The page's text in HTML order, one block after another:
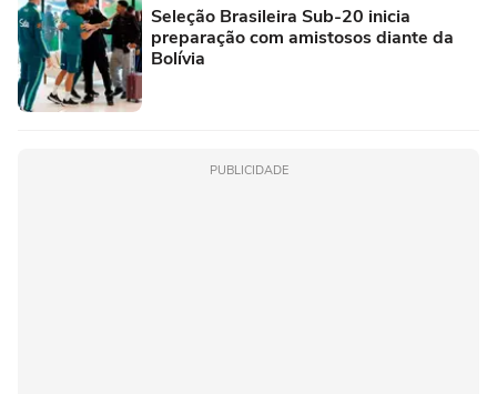
Seleção Brasileira Sub-20 inicia
preparação com amistosos diante da
Bolívia
PUBLICIDADE